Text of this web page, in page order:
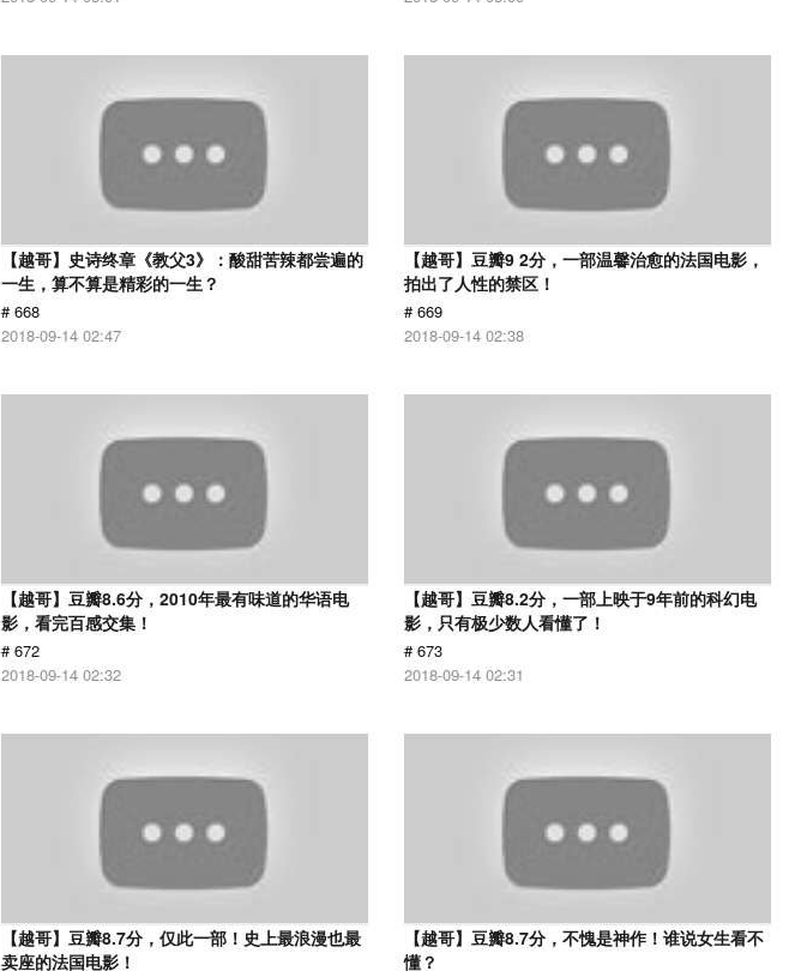
【越哥】史诗终章《教父3》：酸甜苦辣都尝遍的
一生，算不算是精彩的一生？
# 668
2018-09-14 02:47
【越哥】豆瓣9 2分，一部温馨治愈的法国电影，
拍出了人性的禁区！
# 669
2018-09-14 02:38
【越哥】豆瓣8.6分，2010年最有味道的华语电
影，看完百感交集！
# 672
2018-09-14 02:32
【越哥】豆瓣8.2分，一部上映于9年前的科幻电
影，只有极少数人看懂了！
# 673
2018-09-14 02:31
【越哥】豆瓣8.7分，仅此一部！史上最浪漫也最
卖座的法国电影！
【越哥】豆瓣8.7分，不愧是神作！谁说女生看不
懂？